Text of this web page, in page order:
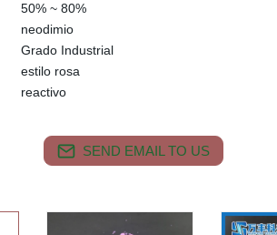
50% ~ 80%
neodimio
Grado Industrial
estilo rosa
reactivo
SEND EMAIL TO US